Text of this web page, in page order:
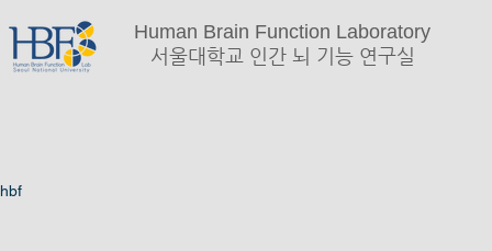
Human Brain Function Laboratory
서울대학교 인간 뇌 기능 연구실
hbf